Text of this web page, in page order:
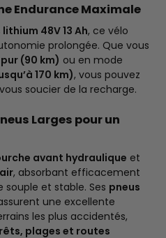
Endurance Maximale
48V 13 Ah, ce vélo
prolongée. Que vous
(90 km) ou en mode
170 km), vous pouvez
soucier de la recharge.
Larges pour un
avant hydraulique et
, absorbant efficacement
et stable. Ses pneus
une excellente
les plus accidentés,
plages et routes